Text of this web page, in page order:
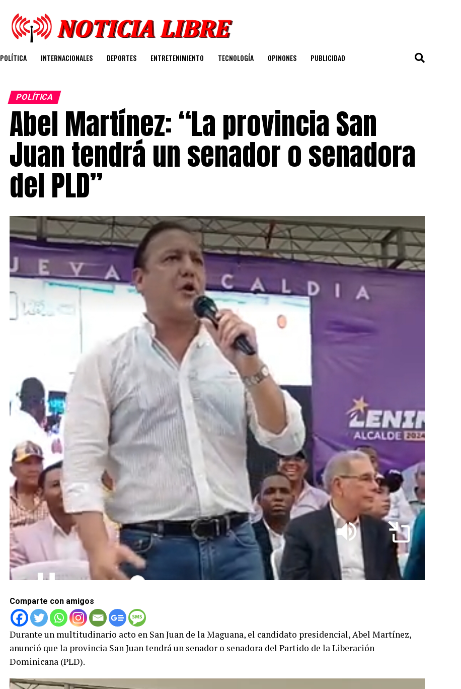
POLÍTICA INTERNACIONALES DEPORTES ENTRETENIMIENTO TECNOLOGÍA OPINONES PUBLICIDAD
POLÍTICA
Abel Martínez: “La provincia San
Juan tendrá un senador o senadora
del PLD”
Comparte con amigos
Durante un multitudinario acto en San Juan de la Maguana, el candidato presidencial, Abel Martínez,
anunció que la provincia San Juan tendrá un senador o senadora del Partido de la Liberación
Dominicana (PLD).